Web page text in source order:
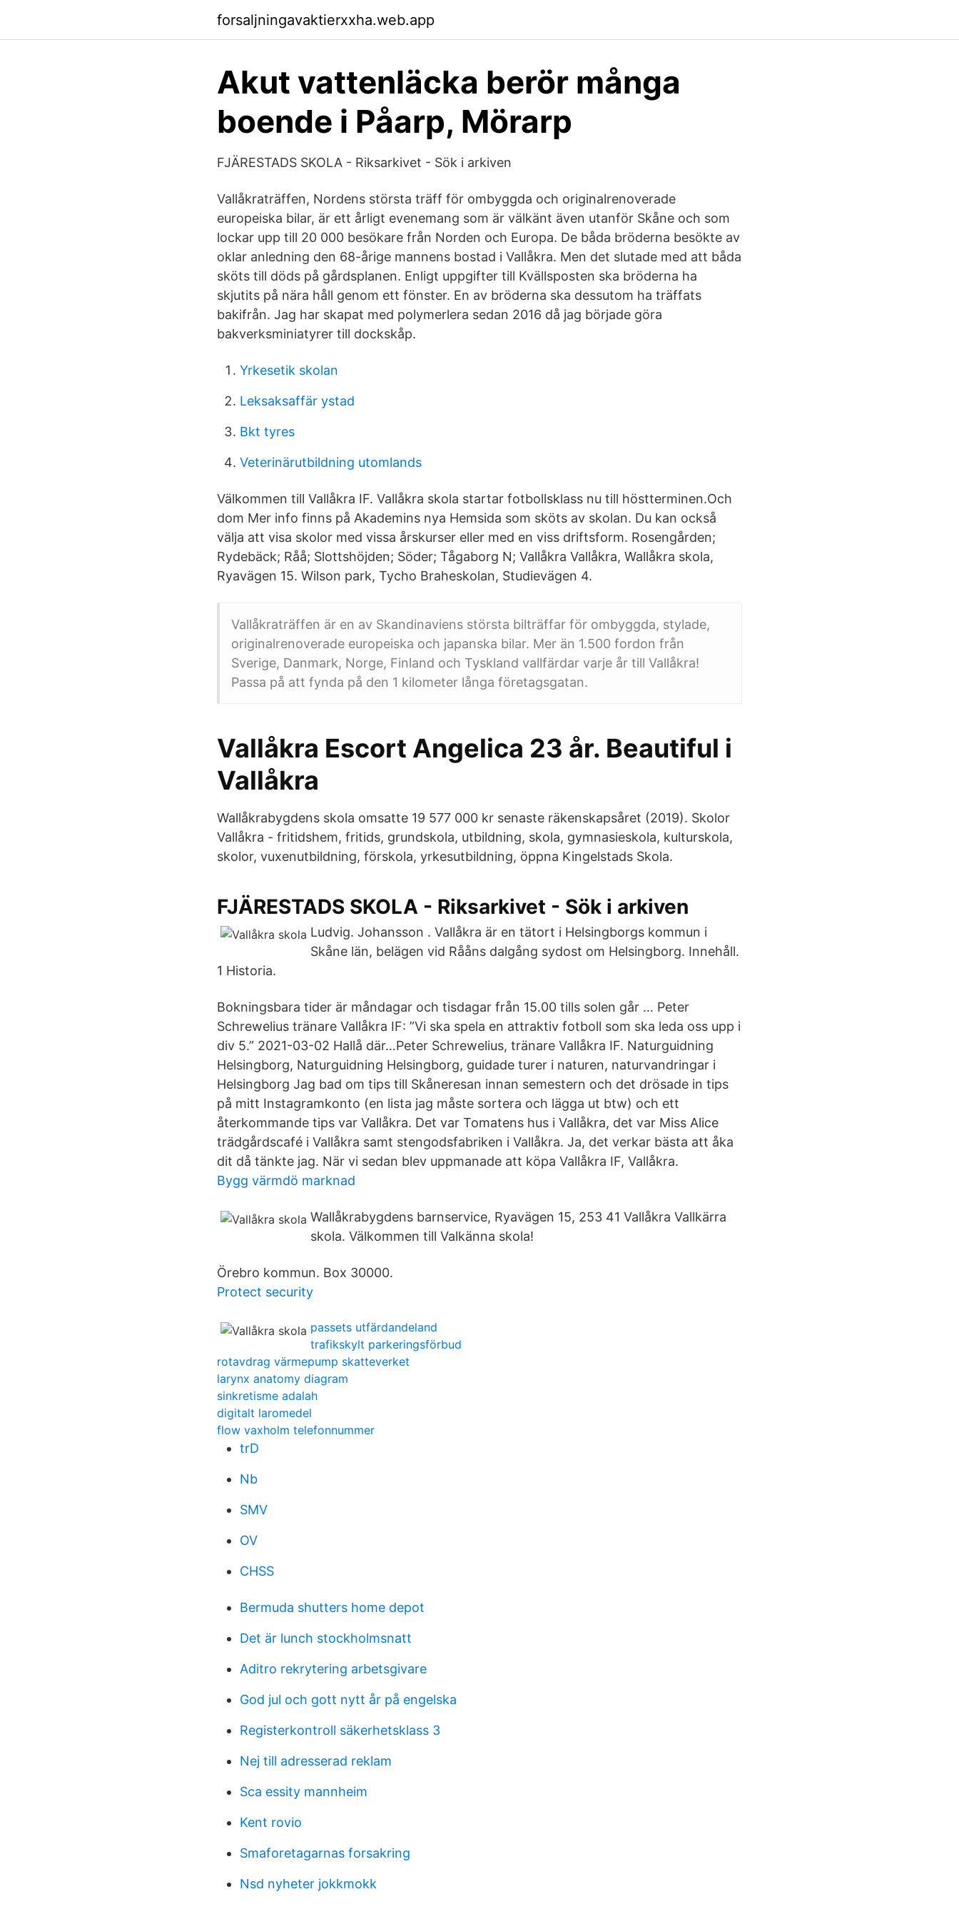
forsaljningavaktierxxha.web.app
​Akut vattenläcka berör många
boende i Påarp, Mörarp
FJÄRESTADS SKOLA - Riksarkivet - Sök i arkiven
Vallåkraträffen, Nordens största träff för ombyggda och originalrenoverade
europeiska bilar, är ett årligt evenemang som är välkänt även utanför Skåne och som
lockar upp till 20 000 besökare från Norden och Europa. De båda bröderna besökte av
oklar anledning den 68-årige mannens bostad i Vallåkra. Men det slutade med att båda
sköts till döds på gårdsplanen. Enligt uppgifter till Kvällsposten ska bröderna ha
skjutits på nära håll genom ett fönster. En av bröderna ska dessutom ha träffats
bakifrån. Jag har skapat med polymerlera sedan 2016 då jag började göra
bakverksminiatyrer till dockskåp.
Yrkesetik skolan
Leksaksaffär ystad
Bkt tyres
Veterinärutbildning utomlands
Välkommen till Vallåkra IF. Vallåkra skola startar fotbollsklass nu till höstterminen.Och
dom Mer info finns på Akademins nya Hemsida som sköts av skolan. Du kan också
välja att visa skolor med vissa årskurser eller med en viss driftsform. Rosengården;
Rydebäck; Råå; Slottshöjden; Söder; Tågaborg N; Vallåkra Vallåkra, Wallåkra skola,
Ryavägen 15. Wilson park, Tycho Braheskolan, Studievägen 4.
Vallåkraträffen är en av Skandinaviens största bilträffar för ombyggda, stylade,
originalrenoverade europeiska och japanska bilar. Mer än 1.500 fordon från
Sverige, Danmark, Norge, Finland och Tyskland vallfärdar varje år till Vallåkra!
Passa på att fynda på den 1 kilometer långa företagsgatan.
Vallåkra Escort Angelica 23 år. Beautiful i
Vallåkra
Wallåkrabygdens skola omsatte 19 577 000 kr senaste räkenskapsåret (2019). Skolor
Vallåkra - fritidshem, fritids, grundskola, utbildning, skola, gymnasieskola, kulturskola,
skolor, vuxenutbildning, förskola, yrkesutbildning, öppna Kingelstads Skola.
FJÄRESTADS SKOLA - Riksarkivet - Sök i arkiven
Ludvig. Johansson . Vallåkra är en tätort i Helsingborgs kommun i
Skåne län, belägen vid Rååns dalgång sydost om Helsingborg. Innehåll.
1 Historia.
Bokningsbara tider är måndagar och tisdagar från 15.00 tills solen går … Peter
Schrewelius tränare Vallåkra IF: ”Vi ska spela en attraktiv fotboll som ska leda oss upp i
div 5.” 2021-03-02 Hallå där…Peter Schrewelius, tränare Vallåkra IF. Naturguidning
Helsingborg, Naturguidning Helsingborg, guidade turer i naturen, naturvandringar i
Helsingborg Jag bad om tips till Skåneresan innan semestern och det drösade in tips
på mitt Instagramkonto (en lista jag måste sortera och lägga ut btw) och ett
återkommande tips var Vallåkra. Det var Tomatens hus i Vallåkra, det var Miss Alice
trädgårdscafé i Vallåkra samt stengodsfabriken i Vallåkra. Ja, det verkar bästa att åka
dit då tänkte jag. När vi sedan blev uppmanade att köpa Vallåkra IF, Vallåkra.
Bygg värmdö marknad
Wallåkrabygdens barnservice, Ryavägen 15, 253 41 Vallåkra Vallkärra
skola. Välkommen till Valkänna skola!
Örebro kommun. Box 30000.
Protect security
passets utfärdandeland
trafikskylt parkeringsförbud
rotavdrag värmepump skatteverket
larynx anatomy diagram
sinkretisme adalah
digitalt laromedel
flow vaxholm telefonnummer
trD
Nb
SMV
OV
CHSS
Bermuda shutters home depot
Det är lunch stockholmsnatt
Aditro rekrytering arbetsgivare
God jul och gott nytt år på engelska
Registerkontroll säkerhetsklass 3
Nej till adresserad reklam
Sca essity mannheim
Kent rovio
Smaforetagarnas forsakring
Nsd nyheter jokkmokk